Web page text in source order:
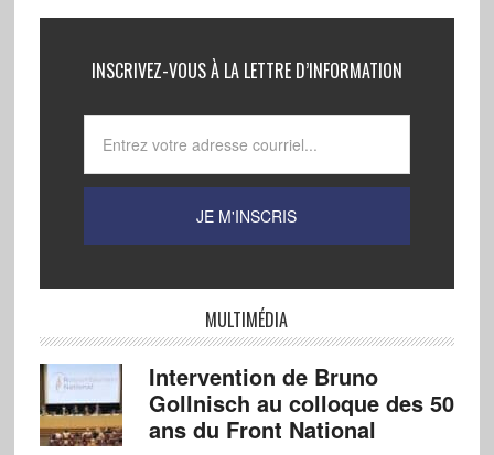
INSCRIVEZ-VOUS À LA LETTRE D’INFORMATION
MULTIMÉDIA
Intervention de Bruno
Gollnisch au colloque des 50
ans du Front National